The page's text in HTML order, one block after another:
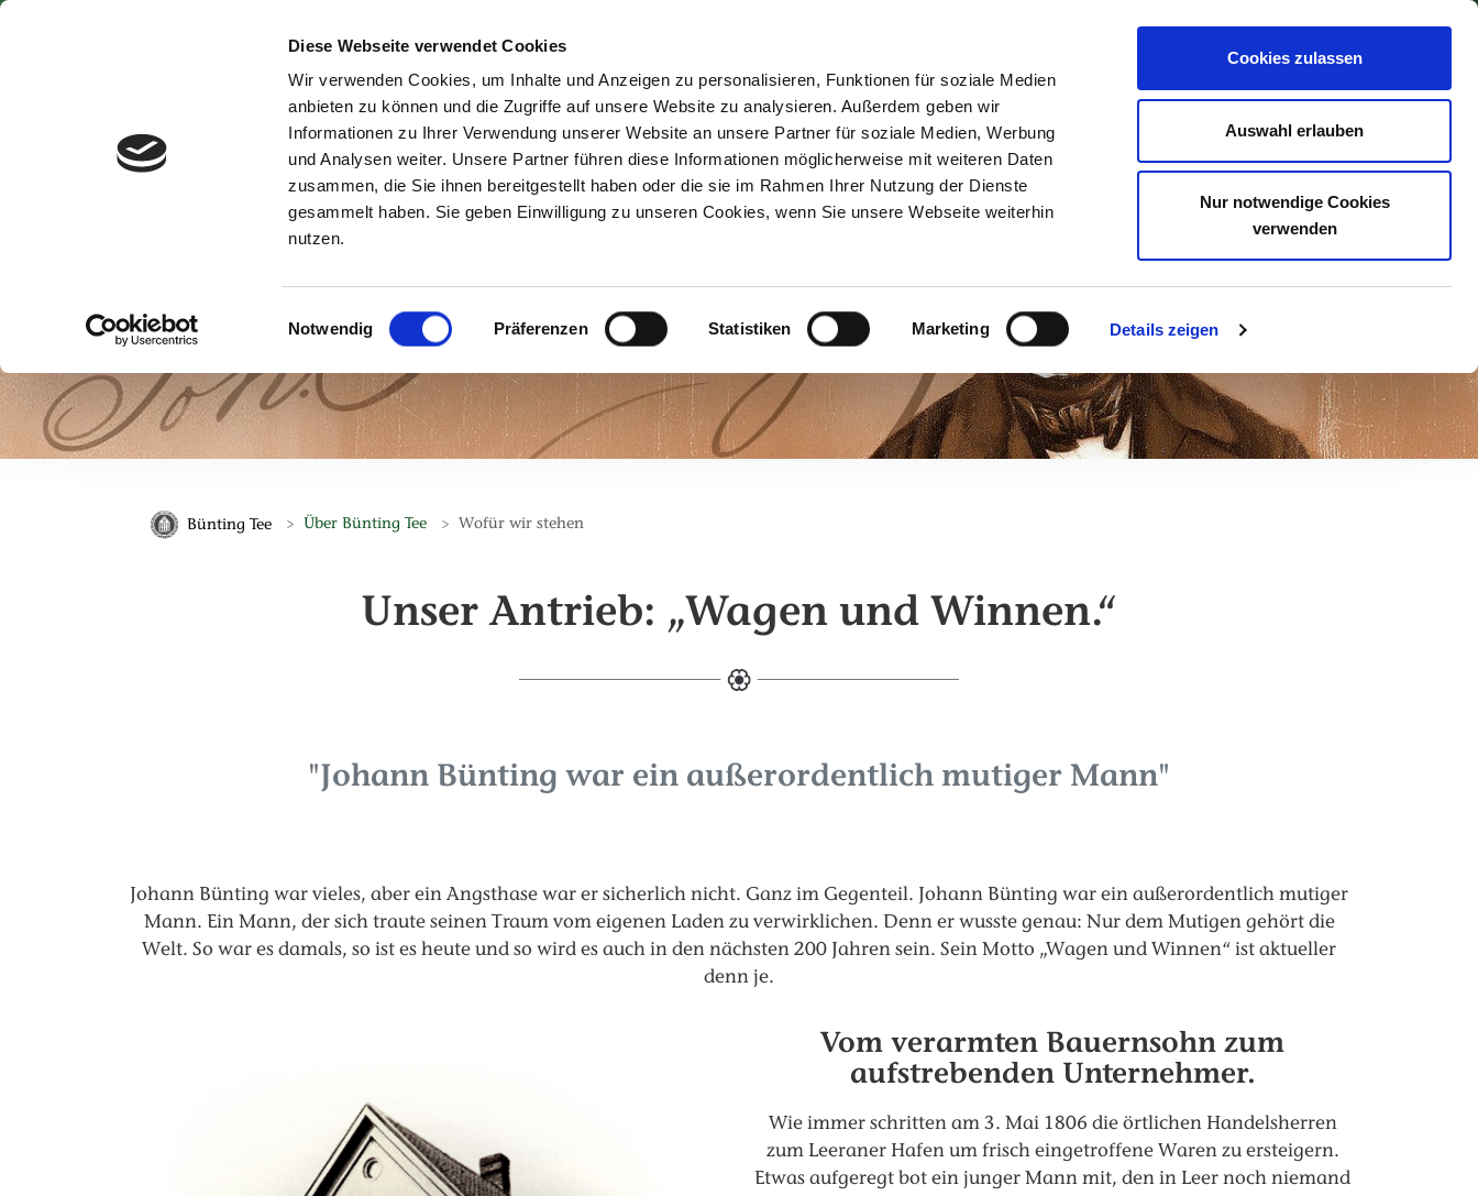
Diese Webseite verwendet Cookies
Wir verwenden Cookies, um Inhalte und Anzeigen zu personalisieren, Funktionen für soziale Medien
anbieten zu können und die Zugriffe auf unsere Website zu analysieren. Außerdem geben wir
Informationen zu Ihrer Verwendung unserer Website an unsere Partner für soziale Medien, Werbung
und Analysen weiter. Unsere Partner führen diese Informationen möglicherweise mit weiteren Daten
zusammen, die Sie ihnen bereitgestellt haben oder die sie im Rahmen Ihrer Nutzung der Dienste
gesammelt haben. Sie geben Einwilligung zu unseren Cookies, wenn Sie unsere Webseite weiterhin
nutzen.
Einwilligungsauswahl
Notwendig Präferenzen Statistiken Marketing Details zeigen
Cookies zulassen
Auswahl erlauben
Nur notwendige Cookies
verwenden
Springe zur Hauptnavigation
Shop
Suchen
Bünting Tee Über Bünting Tee Wofür wir stehen
Unser Antrieb: „Wagen und Winnen.“
"Johann Bünting war ein außerordentlich mutiger Mann"
Johann Bünting war vieles, aber ein Angsthase war er sicherlich nicht. Ganz im Gegenteil. Johann Bünting war ein außerordentlich mutiger
Mann. Ein Mann, der sich traute seinen Traum vom eigenen Laden zu verwirklichen. Denn er wusste genau: Nur dem Mutigen gehört die
Welt. So war es damals, so ist es heute und so wird es auch in den nächsten 200 Jahren sein. Sein Motto „Wagen und Winnen“ ist aktueller
denn je.
Vom verarmten Bauernsohn zum
aufstrebenden Unternehmer.
Wie immer schritten am 3. Mai 1806 die örtlichen Handelsherren
zum Leeraner Hafen um frisch eingetroffene Waren zu ersteigern.
Etwas aufgeregt bot ein junger Mann mit, den in Leer noch niemand